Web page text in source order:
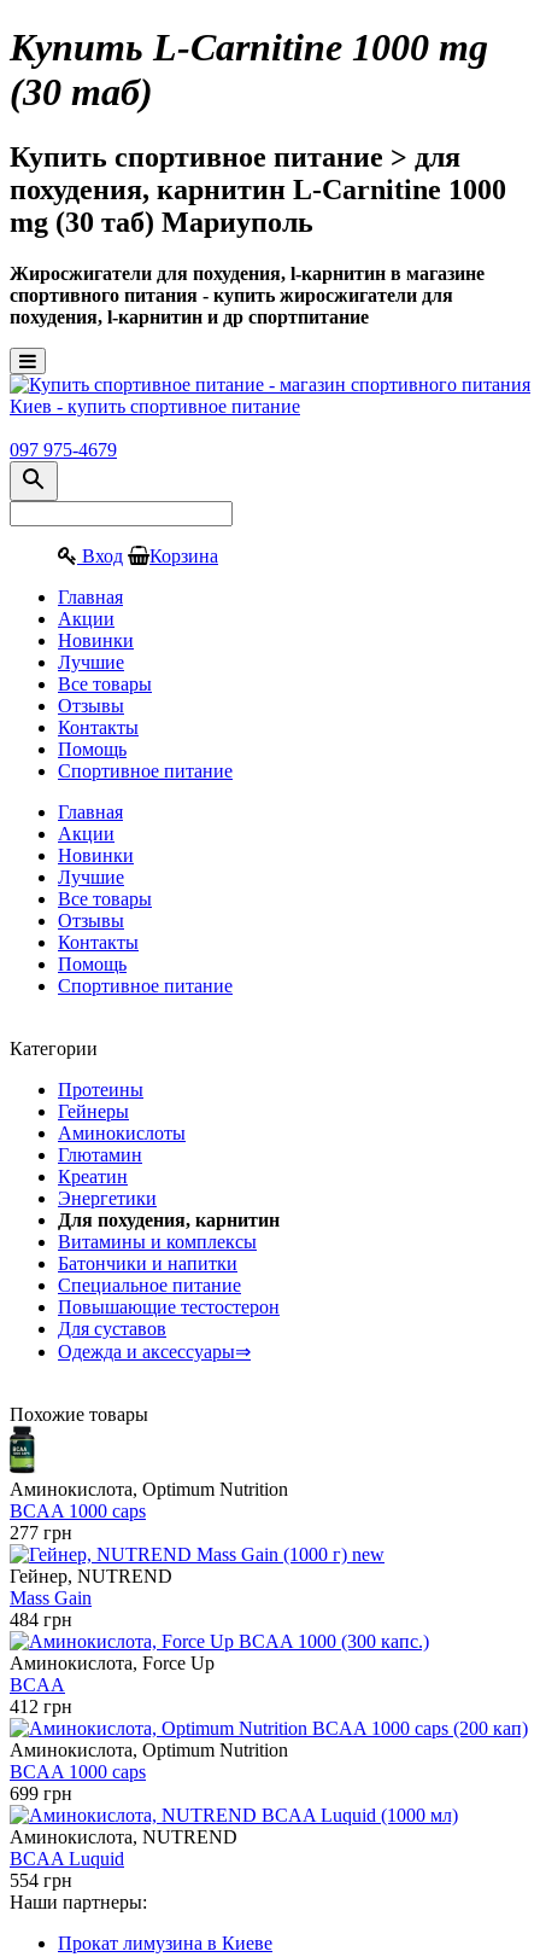
Купить L-Carnitine 1000 mg
(30 таб)
Купить спортивное питание > для
похудения, карнитин L-Carnitine 1000
mg (30 таб) Мариуполь
Жиросжигатели для похудения, l-карнитин в магазине
спортивного питания - купить жиросжигатели для
похудения, l-карнитин и др спортпитание
097 975-4679
Вход Корзина
Главная
Акции
Новинки
Лучшие
Все товары
Отзывы
Контакты
Помощь
Спортивное питание
Главная
Акции
Новинки
Лучшие
Все товары
Отзывы
Контакты
Помощь
Спортивное питание
Категории
Протеины
Гейнеры
Аминокислоты
Глютамин
Креатин
Энергетики
Для похудения, карнитин
Витамины и комплексы
Батончики и напитки
Специальное питание
Повышающие тестостерон
Для суставов
Одежда и аксессуары⇒
Похожие товары
Аминокислота, Optimum Nutrition
BCAA 1000 caps
277 грн
Гейнер, NUTREND
Mass Gain
484 грн
Аминокислота, Force Up
BCAA
412 грн
Аминокислота, Optimum Nutrition
BCAA 1000 caps
699 грн
Аминокислота, NUTREND
BCAA Luquid
554 грн
Наши партнеры:
Прокат лимузина в Киеве